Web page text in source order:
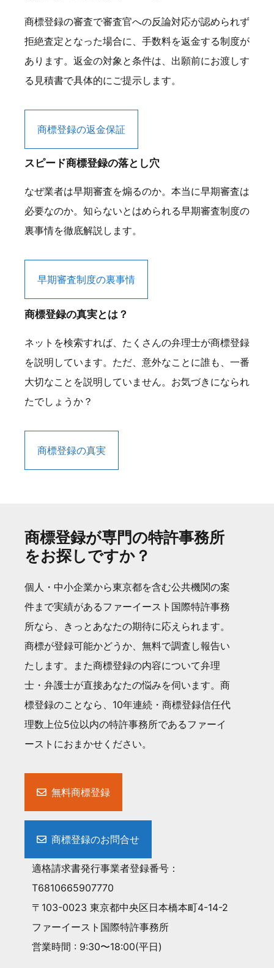
商標登録の審査で審査官への反論対応が認められず
拒絶査定となった場合に、手数料を返金する制度が
あります。返金の対象と条件は、出願前にお渡しす
る見積書で具体的にご提示します。
商標登録の返金保証
スピード商標登録の落とし穴
なぜ業者は早期審査を煽るのか。本当に早期審査は
必要なのか。知らないとはめられる早期審査制度の
裏事情を徹底解説します。
早期審査制度の裏事情
商標登録の真実とは？
ネットを検索すれば、たくさんの弁理士が商標登録
を説明しています。ただ、意外なことに誰も、一番
大切なことを説明していません。お気づきになられ
たでしょうか？
商標登録の真実
商標登録が専門の特許事務所
をお探しですか？
個人・中小企業から東京都を含む公共機関の案
件まで実績があるファーイースト国際特許事務
所なら、きっとあなたの期待に応えられます。
商標が登録可能かどうか、無料で調査し報告い
たします。また商標登録の内容について弁理
士・弁護士が直接あなたの悩みを伺います。商
標登録のことなら、10年連続・商標登録信任代
理数上位5位以内の特許事務所であるファーイ
ーストにおまかせください。
無料商標登録
商標登録のお問合せ
適格請求書発行事業者登録番号：
T6810665907770
〒103-0023 東京都中央区日本橋本町4-14-2
ファーイースト国際特許事務所
営業時間 : 9:30〜18:00(平日)